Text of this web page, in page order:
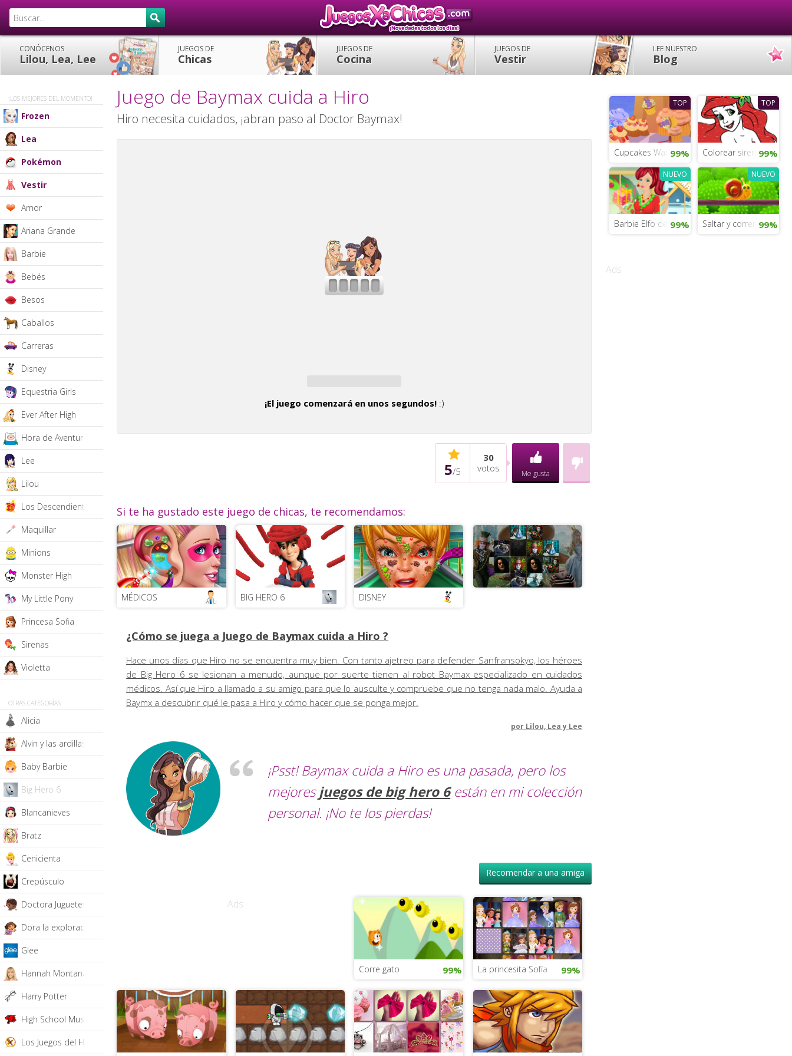
CONÓCENOS
Lilou, Lea, Lee
JUEGOS DE
Chicas
JUEGOS DE
Cocina
JUEGOS DE
Vestir
LEE NUESTRO
Blog
¡LOS MEJORES DEL MOMENTO!
Frozen
Lea
Pokémon
Vestir
Amor
Ariana Grande
Barbie
Bebés
Besos
Caballos
Carreras
Disney
Equestria Girls
Ever After High
Hora de Aventura
Lee
Lilou
Los Descendientes
Maquillar
Minions
Monster High
My Little Pony
Princesa Sofia
Sirenas
Violetta
OTRAS CATEGORÍAS
Alicia
Alvin y las ardillas
Baby Barbie
Big Hero 6
Blancanieves
Bratz
Cenicienta
Crepúsculo
Doctora Juguetes
Dora la exploradora
Glee
Hannah Montana
Harry Potter
High School Musical
Los Juegos del Hambre
Juego de Baymax cuida a Hiro
Hiro necesita cuidados, ¡abran paso al Doctor Baymax!
¡El juego comenzará en unos segundos!:)
5/5
30
votos
Me gusta
Si te ha gustado este juego de chicas, te recomendamos:
MÉDICOS BIG HERO 6 DISNEY
¿Cómo se juega a Juego de Baymax cuida a Hiro ?
Hace unos días que Hiro no se encuentra muy bien. Con tanto ajetreo para defender Sanfransokyo, los héroes
de Big Hero 6 se lesionan a menudo, aunque por suerte tienen al robot Baymax especializado en cuidados
médicos. Así que Hiro a llamado a su amigo para que lo ausculte y compruebe que no tenga nada malo. Ayuda a
Baymx a descubrir qué le pasa a Hiro y cómo hacer que se ponga mejor.
por Lilou, Lea y Lee
¡Psst! Baymax cuida a Hiro es una pasada, pero los
mejoresjuegos de big hero 6están en mi colección
personal. ¡No te los pierdas!
Recomendar a una amiga
Ads
Corre gato 99% La princesita Sofía 99%
TOP
Cupcakes Wars99%
TOP
Colorear sirenas del
99%
NUEVO
Barbie Elfo de Navidad
99%
NUEVO
Saltar y correr 99%
Ads